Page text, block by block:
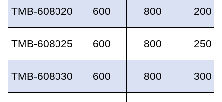
TMB-608020 600 800 200
TMB-608025 600 800 250
TMB-608030 600 800 300